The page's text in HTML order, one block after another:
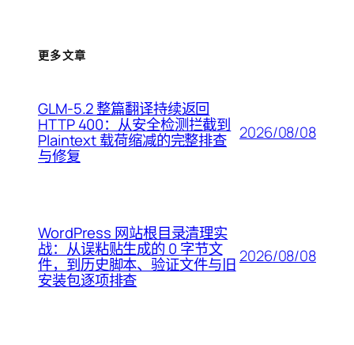
更多文章
GLM-5.2 整篇翻译持续返回
HTTP 400：从安全检测拦截到
Plaintext 载荷缩减的完整排查
与修复
2026/08/08
WordPress 网站根目录清理实
战：从误粘贴生成的 0 字节文
件，到历史脚本、验证文件与旧
安装包逐项排查
2026/08/08